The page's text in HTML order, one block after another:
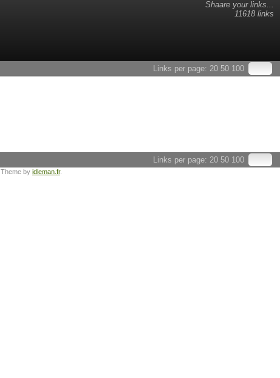
Shaare your links...
11618 links
Links per page: 20 50 100
Links per page: 20 50 100
. Theme by idleman.fr.